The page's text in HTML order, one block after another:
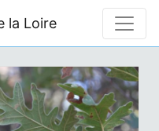
la Loire